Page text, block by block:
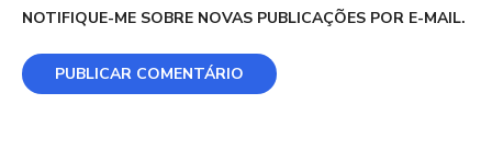
NOTIFIQUE-ME SOBRE NOVAS PUBLICAÇÕES POR E-MAIL.